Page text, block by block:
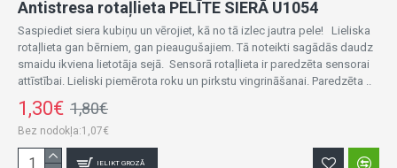
Antistresa rotaļlieta PELĪTE SIERĀ U1054
Saspiediet siera kubiņu un vērojiet, kā no tā izlec jautra pele! Lieliska
rotaļlieta gan bērniem, gan pieaugušajiem. Tā noteikti sagādās daudz
smaidu ikviena lietotāja sejā. Sensorā rotaļlieta ir paredzēta sensorai
attīstībai. Lieliski piemērota roku un pirkstu vingrināšanai. Paredzēta ..
1,30€ 1,80€
Bez nodokļa:1,07€
IELIKT GROZĀ